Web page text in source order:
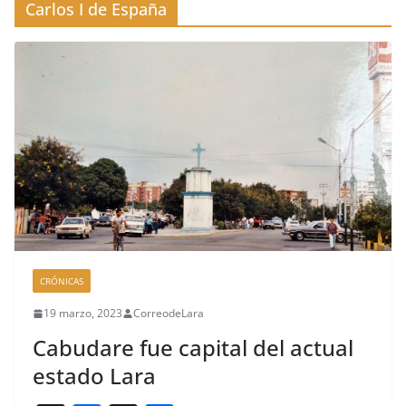
Carlos I de España
CRÓNICAS
19 marzo, 2023 CorreodeLara
Cabudare fue capital del actual
estado Lara